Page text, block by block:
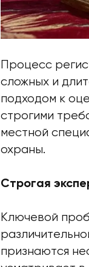
Процесс
сложных и
подходом к
строгими
местной
охраны.
Строгая
Ключевой
признаются